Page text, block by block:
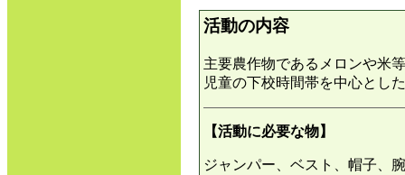
活動の内容
主要農作物であるメロンや米
児童の下校時間帯を中心とし
【活動に必要な物】
ジャンパー、ベスト、帽子、